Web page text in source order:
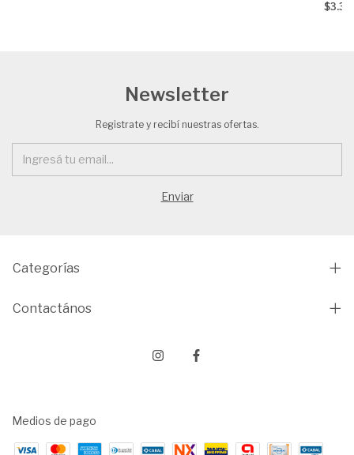
Newsletter
Registrate y recibí nuestras ofertas.
Categorías
Contactános
Medios de pago